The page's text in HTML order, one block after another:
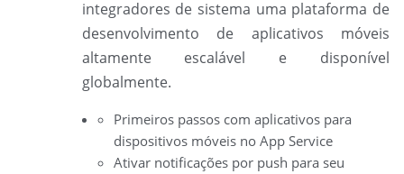
integradores de sistema uma plataforma de
desenvolvimento de aplicativos móveis
altamente escalável e disponível
globalmente.
Primeiros passos com aplicativos para
dispositivos móveis no App Service
Ativar notificações por push para seu